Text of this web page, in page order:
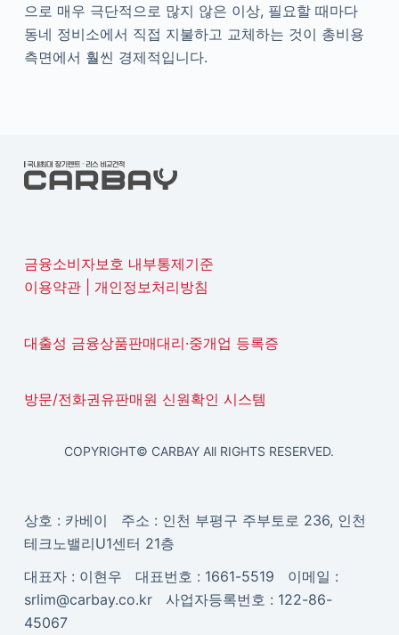
으로 매우 극단적으로 많지 않은 이상, 필요할 때마다
동네 정비소에서 직접 지불하고 교체하는 것이 총비용
측면에서 훨씬 경제적입니다.
금융소비자보호 내부통제기준
이용약관| 개인정보처리방침
대출성 금융상품판매대리·중개업 등록증
방문/전화권유판매원 신원확인 시스템
COPYRIGHT© CARBAY All RIGHTS RESERVED.
상호 : 카베이 주소 : 인천 부평구 주부토로 236, 인천
테크노밸리U1센터 21층
대표자 : 이현우 대표번호 : 1661-5519 이메일 :
srlim@carbay.co.kr 사업자등록번호 : 122-86-
45067